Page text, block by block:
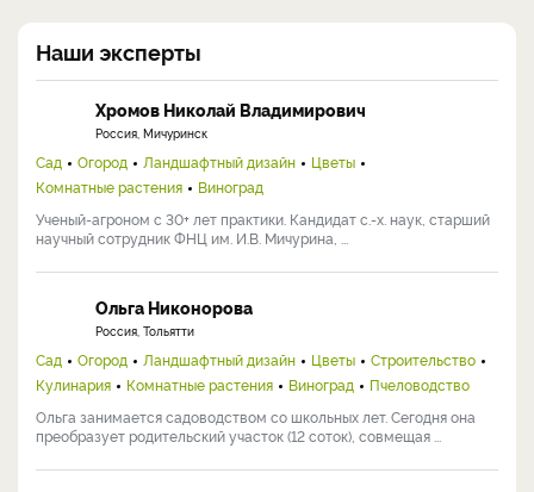
Наши эксперты
Хромов Николай Владимирович
Россия, Мичуринск
Сад Огород Ландшафтный дизайн
Цветы
Комнатные растения
Виноград
Ученый-агроном с 30+ лет практики. Кандидат с.-х. наук, старший
научный сотрудник ФНЦ им. И.В. Мичурина, ...
Ольга Никонорова
Россия, Тольятти
Сад Огород Ландшафтный дизайн Цветы
Строительство
Кулинария
Комнатные растения Виноград
Пчеловодство
Ольга занимается садоводством со школьных лет. Сегодня она
преобразует родительский участок (12 соток), совмещая ...